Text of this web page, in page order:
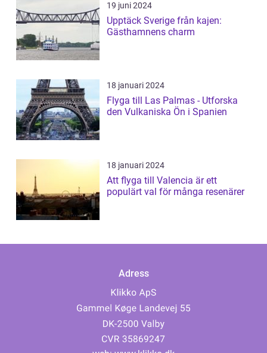
19 juni 2024
Upptäck Sverige från kajen:
Gästhamnens charm
18 januari 2024
Flyga till Las Palmas - Utforska
den Vulkaniska Ön i Spanien
18 januari 2024
Att flyga till Valencia är ett
populärt val för många resenärer
Adress